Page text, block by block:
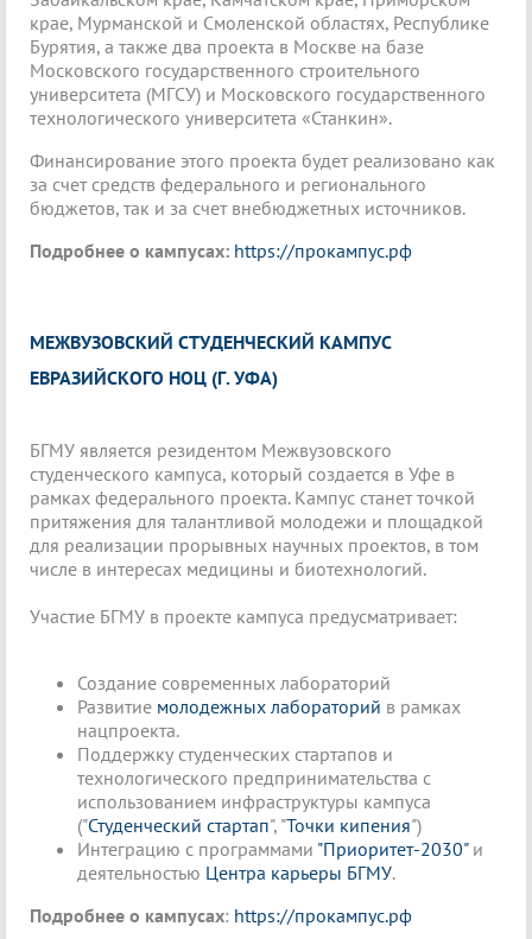
крае, Мурманской и Смоленской областях, Республике
Бурятия, а также два проекта в Москве на базе
Московского государственного строительного
университета (МГСУ) и Московского государственного
технологического университета «Станкин».
Финансирование этого проекта будет реализовано как
за счет средств федерального и регионального
бюджетов, так и за счет внебюджетных источников.
Подробнее о кампусах: https://прокампус.рф
МЕЖВУЗОВСКИЙ СТУДЕНЧЕСКИЙ КАМПУС
ЕВРАЗИЙСКОГО НОЦ (Г. УФА)
БГМУ является резидентом Межвузовского
студенческого кампуса, который создается в Уфе в
рамках федерального проекта. Кампус станет точкой
притяжения для талантливой молодежи и площадкой
для реализации прорывных научных проектов, в том
числе в интересах медицины и биотехнологий.
Участие БГМУ в проекте кампуса предусматривает:
Создание современных лабораторий
Развитие молодежных лабораторий в рамках
нацпроекта.
Поддержку студенческих стартапов и
технологического предпринимательства с
использованием инфраструктуры кампуса
("Студенческий стартап", "Точки кипения")
Интеграцию с программами "Приоритет-2030"и
деятельностью Центра карьеры БГМУ.
Подробнее о кампусах: https://прокампус.рф